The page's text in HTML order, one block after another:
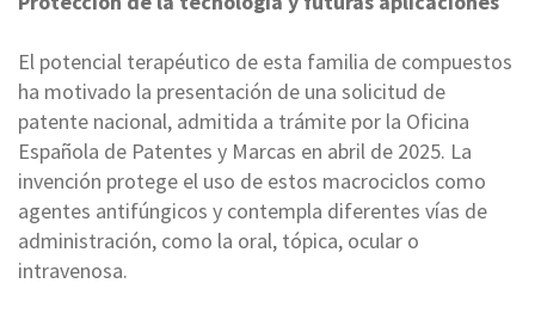
El potencial terapéutico de esta familia de compuestos
ha motivado la presentación de una solicitud de
patente nacional, admitida a trámite por la Oficina
Española de Patentes y Marcas en abril de 2025. La
invención protege el uso de estos macrociclos como
agentes antifúngicos y contempla diferentes vías de
administración, como la oral, tópica, ocular o
intravenosa.